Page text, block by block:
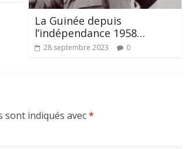
La Guinée depuis
l’indépendance 1958…
28 septembre 2023 0
sont indiqués avec*